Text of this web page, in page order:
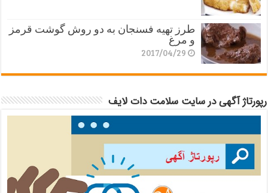
طرز تهیه فسنجان به دو روش گوشت قرمز
و مرغ
2017/04/29
رپورتاژ آگهی در سایت سلامت دات لایف